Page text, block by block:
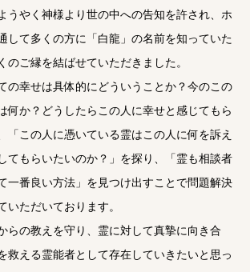
うやく神様より世の中への告知を許され、ホ
して多くの方に「白龍」の名前を知っていた
のご縁を結ばせていただきました。
の幸せは具体的にどういうことか？今のこの
何か？どうしたらこの人に幸せと感じてもら
「この人に憑いている霊はこの人に何を訴え
てもらいたいのか？」を探り、「霊も相談者
一番良い方法」を見つけ出すことで問題解決
いただいております。
らの教えを守り、霊に対して真摯に向き合
救える霊能者として存在していきたいと思っ